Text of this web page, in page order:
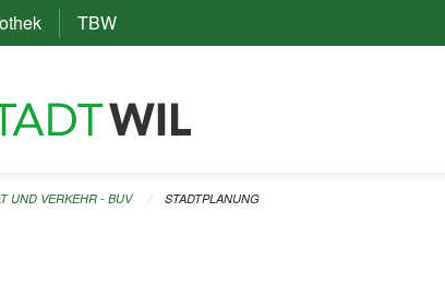
(External Link)
TBW(External Link)
UND VERKEHR - BUV STADTPLANUNG